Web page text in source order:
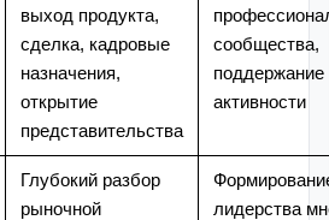
выход продукта,
сделка, кадровые
назначения,
открытие
представительства
сообщества,
поддержание
активности
Глубокий разбор
рыночной
лидерства